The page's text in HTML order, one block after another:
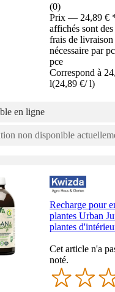
(0)
Prix — 24,89 €
affichés sont
frais de livraison
nécessaire par
pce
Correspond à
l(24,89 €/ l)
en ligne
non disponible
Recharge pour
plantes Urban
plantes
Cet article n'a
noté.